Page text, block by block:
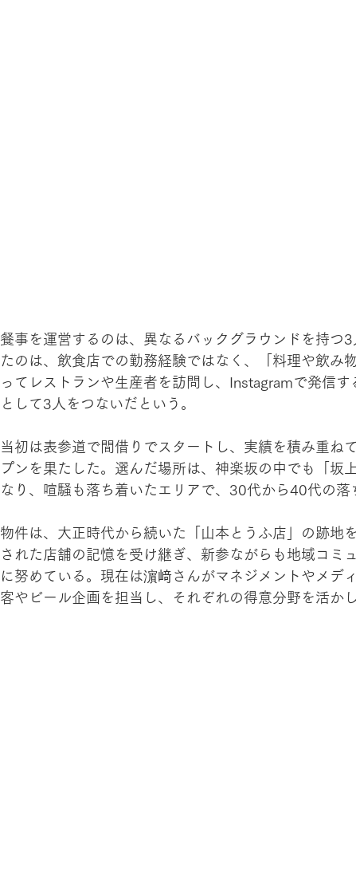
餐事を運営するのは、異なるバックグラウンドを持つ
たのは、飲食店での勤務経験ではなく、「料理や飲み
ってレストランや生産者を訪問し、Instagramで発信
として3人をつないだという。
当初は表参道で間借りでスタートし、実績を積み重ね
プンを果たした。選んだ場所は、神楽坂の中でも「坂
なり、喧騒も落ち着いたエリアで、30代から40代の落
物件は、大正時代から続いた「山本とうふ店」の跡地
された店舗の記憶を受け継ぎ、新参ながらも地域コミ
に努めている。現在は濵﨑さんがマネジメントやメデ
客やビール企画を担当し、それぞれの得意分野を活か